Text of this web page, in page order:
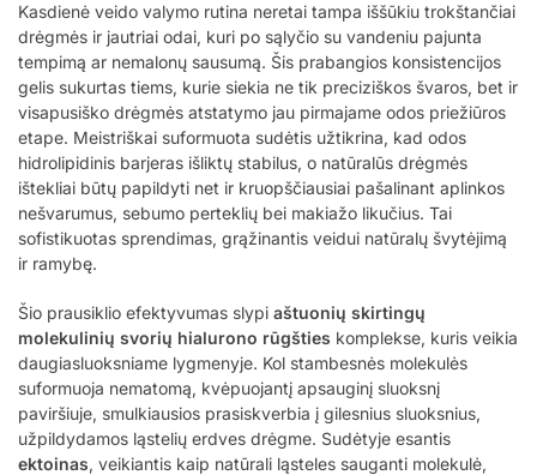
Kasdienė veido valymo rutina neretai tampa iššūkiu trokštančiai
drėgmės ir jautriai odai, kuri po sąlyčio su vandeniu pajunta
tempimą ar nemalonų sausumą. Šis prabangios konsistencijos
gelis sukurtas tiems, kurie siekia ne tik preciziškos švaros, bet ir
visapusiško drėgmės atstatymo jau pirmajame odos priežiūros
etape. Meistriškai suformuota sudėtis užtikrina, kad odos
hidrolipidinis barjeras išliktų stabilus, o natūralūs drėgmės
ištekliai būtų papildyti net ir kruopščiausiai pašalinant aplinkos
nešvarumus, sebumo perteklių bei makiažo likučius. Tai
sofistikuotas sprendimas, grąžinantis veidui natūralų švytėjimą
ir ramybę.
Šio prausiklio efektyvumas slypi aštuonių skirtingų
molekulinių svorių hialurono rūgšties komplekse, kuris veikia
daugiasluoksniame lygmenyje. Kol stambesnės molekulės
suformuoja nematomą, kvėpuojantį apsauginį sluoksnį
paviršiuje, smulkiausios prasiskverbia į gilesnius sluoksnius,
užpildydamos ląstelių erdves drėgme. Sudėtyje esantis
ektoinas, veikiantis kaip natūrali ląsteles sauganti molekulė,